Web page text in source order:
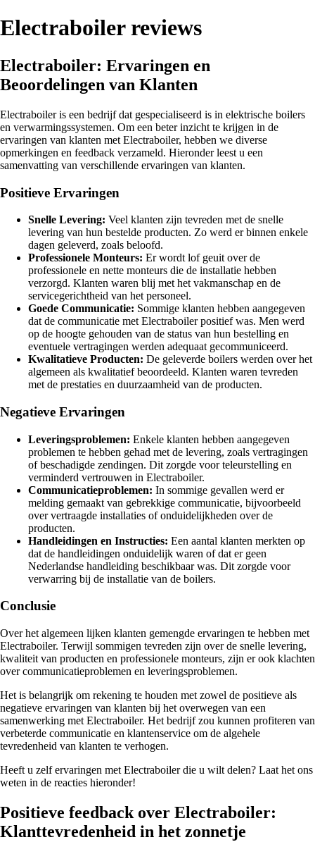
Electraboiler reviews
Electraboiler: Ervaringen en
Beoordelingen van Klanten
Electraboiler is een bedrijf dat gespecialiseerd is in elektrische boilers
en verwarmingssystemen. Om een beter inzicht te krijgen in de
ervaringen van klanten met Electraboiler, hebben we diverse
opmerkingen en feedback verzameld. Hieronder leest u een
samenvatting van verschillende ervaringen van klanten.
Positieve Ervaringen
Snelle Levering: Veel klanten zijn tevreden met de snelle
levering van hun bestelde producten. Zo werd er binnen enkele
dagen geleverd, zoals beloofd.
Professionele Monteurs: Er wordt lof geuit over de
professionele en nette monteurs die de installatie hebben
verzorgd. Klanten waren blij met het vakmanschap en de
servicegerichtheid van het personeel.
Goede Communicatie: Sommige klanten hebben aangegeven
dat de communicatie met Electraboiler positief was. Men werd
op de hoogte gehouden van de status van hun bestelling en
eventuele vertragingen werden adequaat gecommuniceerd.
Kwalitatieve Producten: De geleverde boilers werden over het
algemeen als kwalitatief beoordeeld. Klanten waren tevreden
met de prestaties en duurzaamheid van de producten.
Negatieve Ervaringen
Leveringsproblemen: Enkele klanten hebben aangegeven
problemen te hebben gehad met de levering, zoals vertragingen
of beschadigde zendingen. Dit zorgde voor teleurstelling en
verminderd vertrouwen in Electraboiler.
Communicatieproblemen: In sommige gevallen werd er
melding gemaakt van gebrekkige communicatie, bijvoorbeeld
over vertraagde installaties of onduidelijkheden over de
producten.
Handleidingen en Instructies: Een aantal klanten merkten op
dat de handleidingen onduidelijk waren of dat er geen
Nederlandse handleiding beschikbaar was. Dit zorgde voor
verwarring bij de installatie van de boilers.
Conclusie
Over het algemeen lijken klanten gemengde ervaringen te hebben met
Electraboiler. Terwijl sommigen tevreden zijn over de snelle levering,
kwaliteit van producten en professionele monteurs, zijn er ook klachten
over communicatieproblemen en leveringsproblemen.
Het is belangrijk om rekening te houden met zowel de positieve als
negatieve ervaringen van klanten bij het overwegen van een
samenwerking met Electraboiler. Het bedrijf zou kunnen profiteren van
verbeterde communicatie en klantenservice om de algehele
tevredenheid van klanten te verhogen.
Heeft u zelf ervaringen met Electraboiler die u wilt delen? Laat het ons
weten in de reacties hieronder!
Positieve feedback over Electraboiler:
Klanttevredenheid in het zonnetje